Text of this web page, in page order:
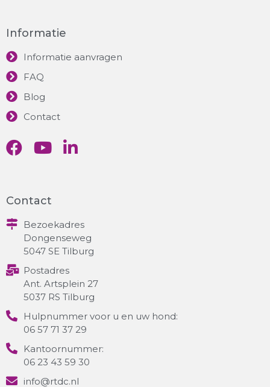
Informatie
Informatie aanvragen
FAQ
Blog
Contact
Contact
Bezoekadres
Dongenseweg
5047 SE Tilburg
Postadres
Ant. Artsplein 27
5037 RS Tilburg
Hulpnummer voor u en uw hond:
06 57 71 37 29
Kantoornummer:
06 23 43 59 30
info@rtdc.nl